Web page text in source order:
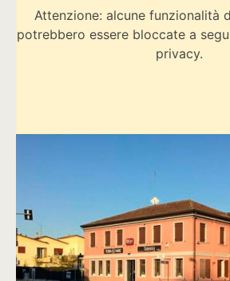
Attenzione: alcune funzionalità
potrebbero essere bloccate a
privacy.